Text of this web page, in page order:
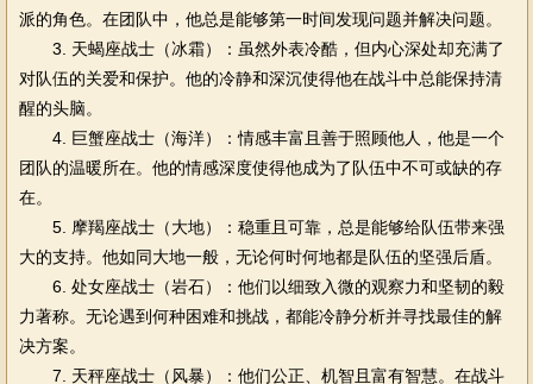
派的角色。在团队中，他总是能够第一时间发现问题并解决问题。
3. 天蝎座战士（冰霜）：虽然外表冷酷，但内心深处却充满了
对队伍的关爱和保护。他的冷静和深沉使得他在战斗中总能保持清
醒的头脑。
4. 巨蟹座战士（海洋）：情感丰富且善于照顾他人，他是一个
团队的温暖所在。他的情感深度使得他成为了队伍中不可或缺的存
在。
5. 摩羯座战士（大地）：稳重且可靠，总是能够给队伍带来强
大的支持。他如同大地一般，无论何时何地都是队伍的坚强后盾。
6. 处女座战士（岩石）：他们以细致入微的观察力和坚韧的毅
力著称。无论遇到何种困难和挑战，都能冷静分析并寻找最佳的解
决方案。
7. 天秤座战士（风暴）：他们公正、机智且富有智慧。在战斗